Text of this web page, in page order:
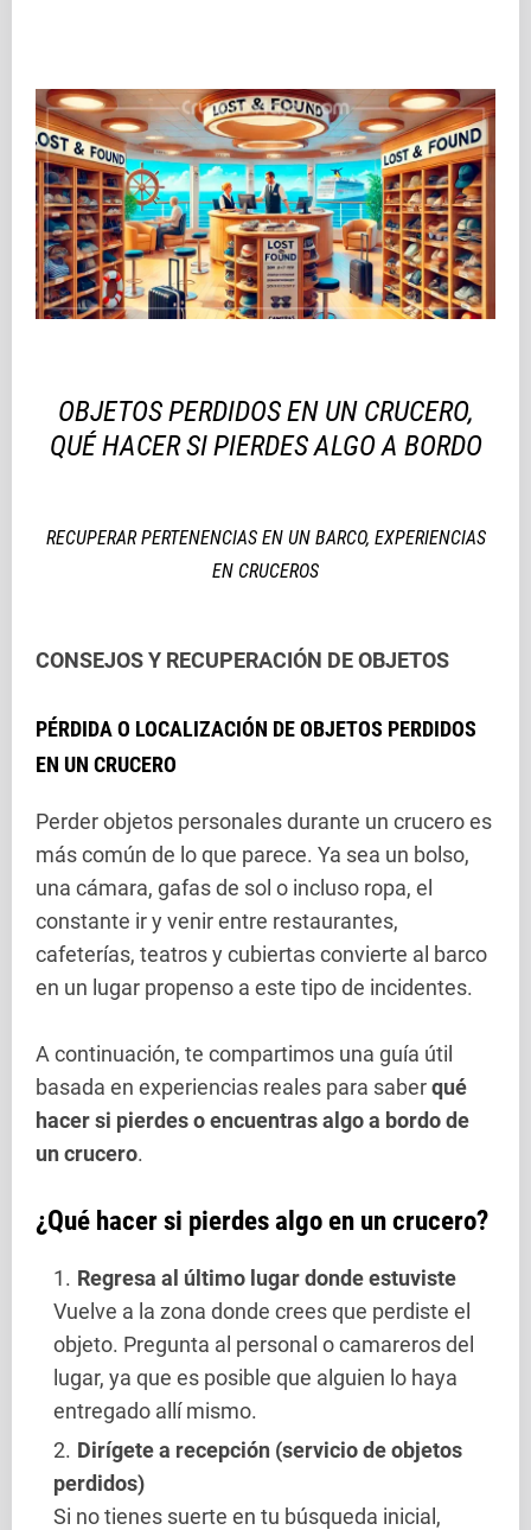
OBJETOS PERDIDOS EN UN CRUCERO,
QUÉ HACER SI PIERDES ALGO A BORDO
RECUPERAR PERTENENCIAS EN UN BARCO, EXPERIENCIAS
EN CRUCEROS
CONSEJOS Y RECUPERACIÓN DE OBJETOS
PÉRDIDA O LOCALIZACIÓN DE OBJETOS PERDIDOS
EN UN CRUCERO
Perder objetos personales durante un crucero es
más común de lo que parece. Ya sea un bolso,
una cámara, gafas de sol o incluso ropa, el
constante ir y venir entre restaurantes,
cafeterías, teatros y cubiertas convierte al barco
en un lugar propenso a este tipo de incidentes.
A continuación, te compartimos una guía útil
basada en experiencias reales para saberqué
hacer si pierdes o encuentras algo a bordo de
un crucero.
¿Qué hacer si pierdes algo en un crucero?
Regresa al último lugar donde estuviste
Vuelve a la zona donde crees que perdiste el
objeto. Pregunta al personal o camareros del
lugar, ya que es posible que alguien lo haya
entregado allí mismo.
Dirígete a recepción (servicio de objetos
perdidos)
Si no tienes suerte en tu búsqueda inicial,